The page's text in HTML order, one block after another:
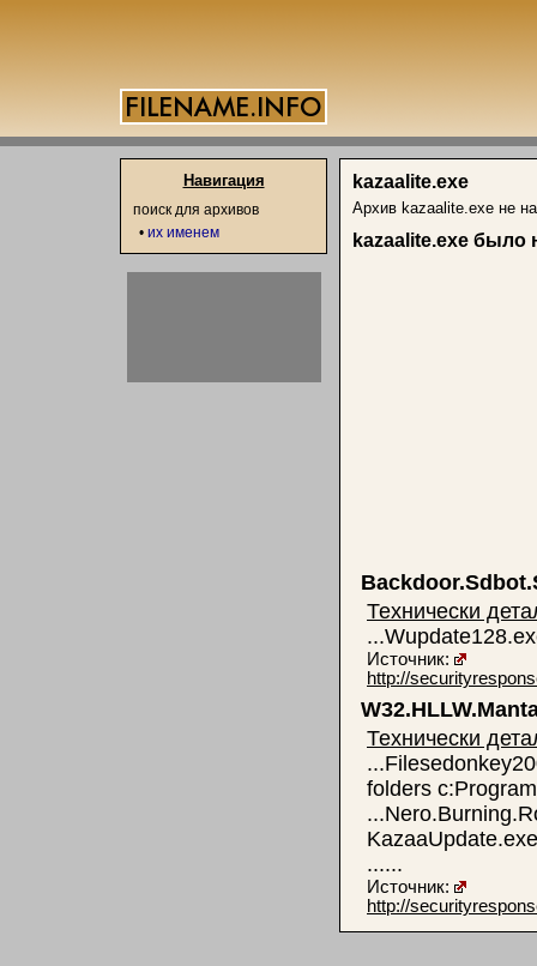
kazaalite.exe
Архив kazaalite.exe не
kazaalite.exe было
Технически
Источник:
http://
Технически
folders
......
Источник:
http://
Навигация
поиск для архивов
• их именем